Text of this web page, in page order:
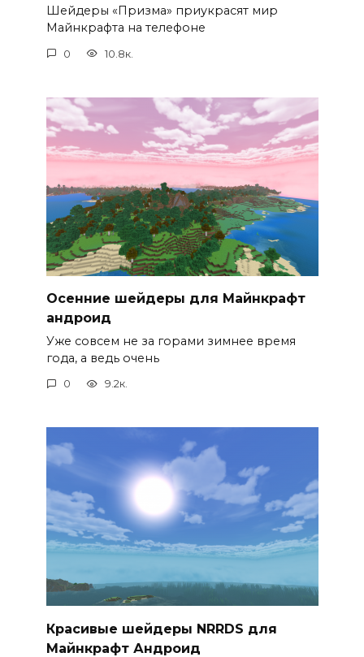
Шейдеры «Призма» приукрасят мир
Майнкрафта на телефоне
0 10.8к.
Осенние шейдеры для Майнкрафт
андроид
Уже совсем не за горами зимнее время
года, а ведь очень
0 9.2к.
Красивые шейдеры NRRDS для
Майнкрафт Андроид